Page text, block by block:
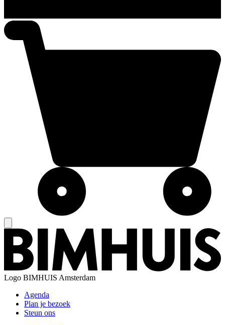
Logo BIMHUIS Amsterdam
Agenda
Plan je bezoek
Steun ons